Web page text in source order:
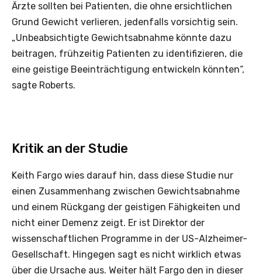
Ärzte sollten bei Patienten, die ohne ersichtlichen
Grund Gewicht verlieren, jedenfalls vorsichtig sein.
„Unbeabsichtigte Gewichtsabnahme könnte dazu
beitragen, frühzeitig Patienten zu identifizieren, die
eine geistige Beeinträchtigung entwickeln könnten“,
sagte Roberts.
Kritik an der Studie
Keith Fargo wies darauf hin, dass diese Studie nur
einen Zusammenhang zwischen Gewichtsabnahme
und einem Rückgang der geistigen Fähigkeiten und
nicht einer Demenz zeigt. Er ist Direktor der
wissenschaftlichen Programme in der US-Alzheimer-
Gesellschaft. Hingegen sagt es nicht wirklich etwas
über die Ursache aus. Weiter hält Fargo den in dieser